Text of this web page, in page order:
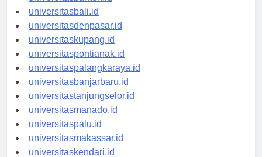
universitasbanten.id
universitasbali.id
universitasdenpasar.id
universitaskupang.id
universitaspontianak.id
universitaspalangkaraya.id
universitasbanjarbaru.id
universitastanjungselor.id
universitasmanado.id
universitaspalu.id
universitasmakassar.id